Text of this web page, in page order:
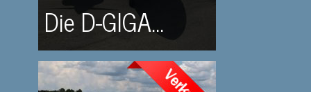
Die D-GIGA...